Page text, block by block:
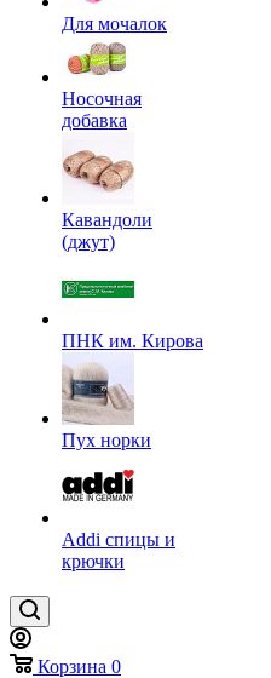
Для мочалок
Носочная
добавка
Кавандоли
(джут)
ПНК им. Кирова
Пух норки
Addi спицы и
крючки
Корзина 0